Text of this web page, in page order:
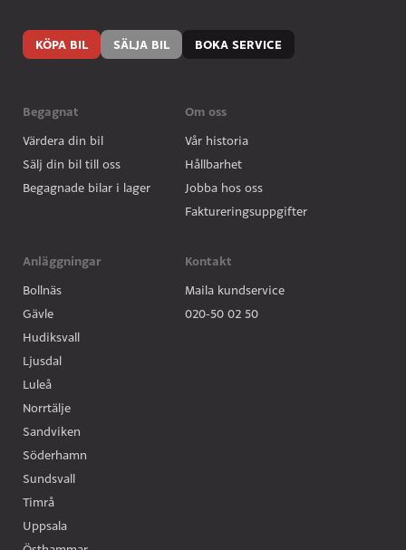
Begagnat
Värdera din bil
Sälj din bil till oss
Begagnade bilar i lager
Anläggningar
Bollnäs
Gävle
Hudiksvall
Ljusdal
Luleå
Norrtälje
Sandviken
Söderhamn
Sundsvall
Timrå
Uppsala
Om oss
Vår historia
Hållbarhet
Jobba hos oss
Faktureringsuppgifter
Kontakt
Maila kundservice
020-50 02 50
KÖPA BIL SÄLJA BIL BOKA SERVICE